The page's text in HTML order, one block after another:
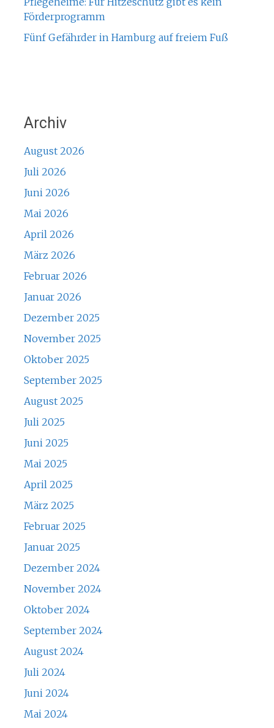
Förderprogramm
Fünf Gefährder in Hamburg auf freiem Fuß
Archiv
August 2026
Juli 2026
Juni 2026
Mai 2026
April 2026
März 2026
Februar 2026
Januar 2026
Dezember 2025
November 2025
Oktober 2025
September 2025
August 2025
Juli 2025
Juni 2025
Mai 2025
April 2025
März 2025
Februar 2025
Januar 2025
Dezember 2024
November 2024
Oktober 2024
September 2024
August 2024
Juli 2024
Juni 2024
Mai 2024